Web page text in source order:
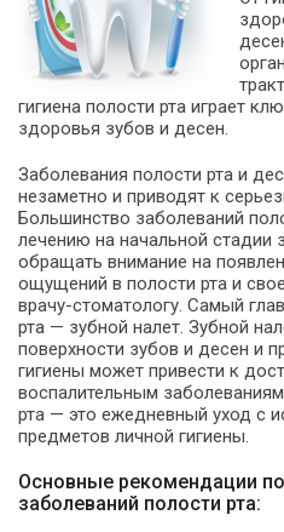
гигиена полости рта играет
здоровья зубов и десен.
Заболевания полости рта и
незаметно и приводят к
Большинство заболеваний
лечению на начальной стадии
обращать внимание на
ощущений в полости рта и
врачу-стоматологу. Самый
рта — зубной налет. Зубной
поверхности зубов и десен и
гигиены может привести к
воспалительным
рта — это ежедневный уход с
предметов личной гигиены.
Основные рекомендации
заболеваний полости рта: